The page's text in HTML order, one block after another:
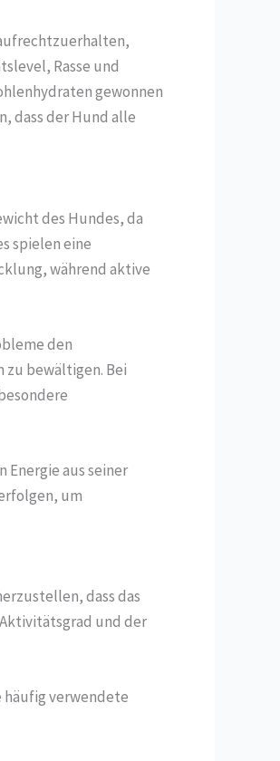
Rasse und
gewonnen
dass der Hund alle
des Hundes, da
spielen eine
während aktive
den
zu bewältigen. Bei
aus seiner
um
dass das
und der
häufig verwendete